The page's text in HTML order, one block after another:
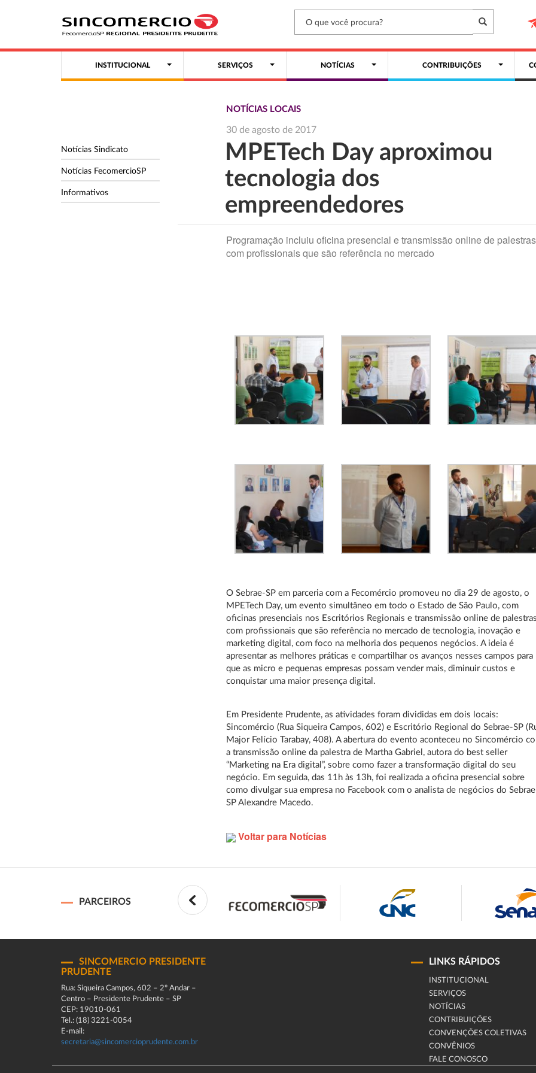
INSTITUCIONAL SERVIÇOS NOTÍCIAS CONTRIBUIÇÕES
Notícias Sindicato
Notícias FecomercioSP
Informativos
NOTÍCIAS LOCAIS
30 de agosto de 2017
MPETech Day aproximou
tecnologia dos
empreendedores
Programação incluiu oficina presencial e transmissão online de palestras
com profissionais que são referência no mercado
O Sebrae-SP em parceria com a Fecomércio promoveu no dia 29 de agosto, o
MPETech Day, um evento simultâneo em todo o Estado de São Paulo, com
oficinas presenciais nos Escritórios Regionais e transmissão online de palestras
com profissionais que são referência no mercado de tecnologia, inovação e
marketing digital, com foco na melhoria dos pequenos negócios. A ideia é
apresentar as melhores práticas e compartilhar os avanços nesses campos para
que as micro e pequenas empresas possam vender mais, diminuir custos e
conquistar uma maior presença digital.
Em Presidente Prudente, as atividades foram divididas em dois locais:
Sincomércio (Rua Siqueira Campos, 602) e Escritório Regional do Sebrae-SP
Major Felício Tarabay, 408). A abertura do evento aconteceu no Sincomércio
a transmissão online da palestra de Martha Gabriel, autora do best seller
“Marketing na Era digital”, sobre como fazer a transformação digital do seu
negócio. Em seguida, das 11h às 13h, foi realizada a oficina presencial sobre
como divulgar sua empresa no Facebook com o analista de negócios do
SP Alexandre Macedo.
Voltar para Notícias
PARCEIROS
SINCOMERCIO PRESIDENTE
PRUDENTE
Rua: Siqueira Campos, 602 – 2º Andar –
Centro – Presidente Prudente – SP
CEP: 19010-061
Tel.: (18) 3221-0054
E-mail:
secretaria@sincomercioprudente.com.br
LINKS RÁPIDOS
INSTITUCIONAL
SERVIÇOS
NOTÍCIAS
CONTRIBUIÇÕES
CONVENÇÕES COLETIVAS
CONVÊNIOS
FALE CONOSCO